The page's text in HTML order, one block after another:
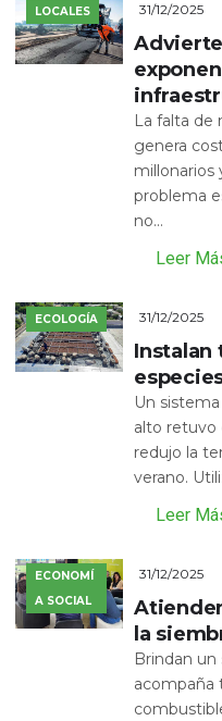
LOCALES 31/12/2025
La falta de
genera
millonarios
problema
no...
Leer
ECOLOGÍA 31/12/2025
Instalan
Un
alto retuvo
redujo la
verano.
Leer
ECONOMÍ
A SOCIAL
31/12/2025
la
Brindan
acompaña